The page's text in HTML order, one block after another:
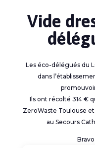
APEL
Vide
Les éco-délégués du
dans
Ils ont récolté 314 €
ZeroWaste Toulouse
au Secours